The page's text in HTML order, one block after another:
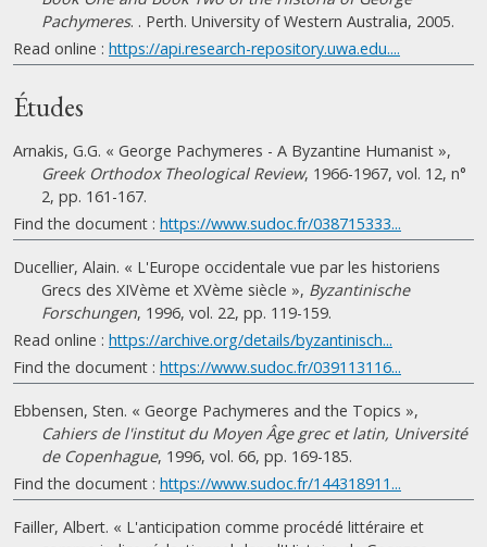
Pachymeres. . Perth. University of Western Australia, 2005.
Read online : https://api.research-repository.uwa.edu....
Études
Arnakis, G.G. « George Pachymeres - A Byzantine Humanist »,
Greek Orthodox Theological Review, 1966-1967, vol. 12, n°
2, pp. 161-167.
Find the document : https://www.sudoc.fr/038715333...
Ducellier, Alain. « L'Europe occidentale vue par les historiens
Grecs des XIVème et XVème siècle », Byzantinische
Forschungen, 1996, vol. 22, pp. 119-159.
Read online : https://archive.org/details/byzantinisch...
Find the document : https://www.sudoc.fr/039113116...
Ebbensen, Sten. « George Pachymeres and the Topics »,
Cahiers de l'institut du Moyen Âge grec et latin, Université
de Copenhague, 1996, vol. 66, pp. 169-185.
Find the document : https://www.sudoc.fr/144318911...
Failler, Albert. « L'anticipation comme procédé littéraire et